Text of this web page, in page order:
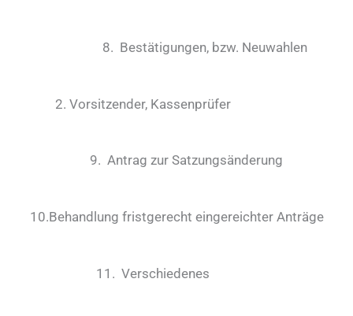
8. Bestätigungen, bzw. Neuwahlen
2. Vorsitzender, Kassenprüfer
9. Antrag zur Satzungsänderung
10.Behandlung fristgerecht eingereichter Anträge
1 1 . Verschiedenes